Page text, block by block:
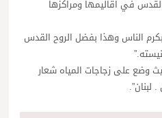
القدس في اقاليمها ومراكزها
الناس وهذا بفضل الروح القدس
وضع على زجاجات المياه شعار